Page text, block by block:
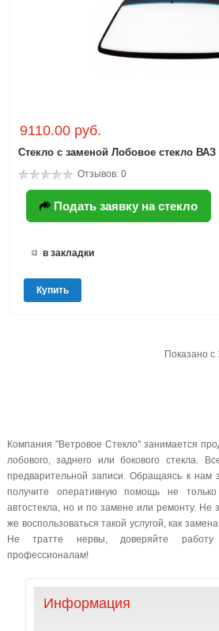
9110.00 руб.
Стекло с заменой Лобовое стекло
Отзывов: 0
Подать заявку на стекло
в закладки
Купить
Показано с
Компания "Ветровое Стекло" занимается
лобового, заднего или бокового стекла.
предварительной записи. Обращаясь к нам
получите оперативную помощь не
автостекла, но и по замене или ремонту. Не
же воспользоваться такой услугой, как
Не тратте нервы, доверяйте
профессионалам!
Информация